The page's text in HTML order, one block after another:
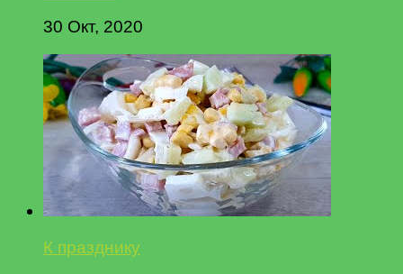
30 Окт, 2020
К празднику